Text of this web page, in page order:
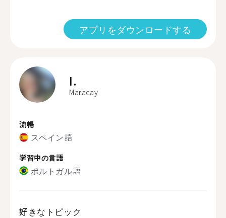
アプリをダウンロードする
I.
Maracay
流暢
スペイン語
学習中の言語
ポルトガル語
好きなトピック